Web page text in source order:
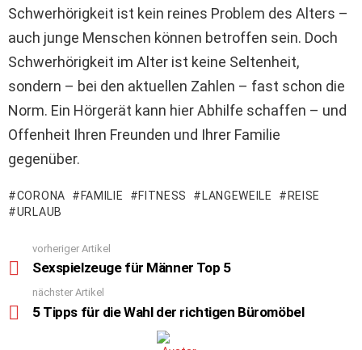
Schwerhörigkeit ist kein reines Problem des Alters –
auch junge Menschen können betroffen sein. Doch
Schwerhörigkeit im Alter ist keine Seltenheit,
sondern – bei den aktuellen Zahlen – fast schon die
Norm. Ein Hörgerät kann hier Abhilfe schaffen – und
Offenheit Ihren Freunden und Ihrer Familie
gegenüber.
CORONA FAMILIE FITNESS LANGEWEILE
REISE
URLAUB
more
vorheriger Artikel
Sexspielzeuge für Männer Top 5
nächster Artikel
5 Tipps für die Wahl der richtigen Büromöbel